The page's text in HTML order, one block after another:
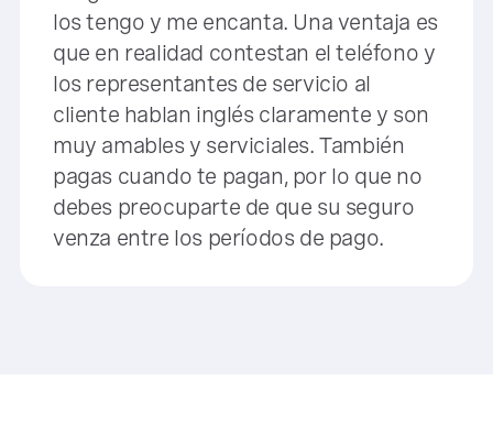
los tengo y me encanta. Una ventaja es
que en realidad contestan el teléfono y
los representantes de servicio al
cliente hablan inglés claramente y son
muy amables y serviciales. También
pagas cuando te pagan, por lo que no
debes preocuparte de que su seguro
venza entre los períodos de pago.